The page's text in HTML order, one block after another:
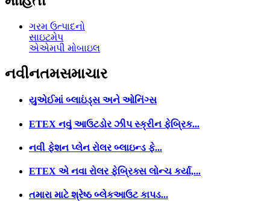
ગરમ ઉત્પાદનો
સાઇટમેપ
એએમપી મોબાઇલ
નવીનતમસમાચાર
યુએઈમાં બ્લાઇંડ્સ અને ઓનિંગ્સ
ETEX નવું આઉટડોર ઝીપ સ્ક્રીન ફેબ્રિક...
નવી ફેશન પ્લેન રોલર બ્લાઇન્ડ ફે...
ETEX એ નવા રોલર ફેબ્રિક્સ લોન્ચ કર્યા,...
તમારા માટે શ્રેષ્ઠ બ્લેકઆઉટ કાપડ...